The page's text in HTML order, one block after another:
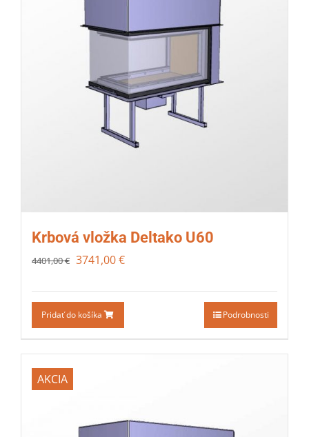
Krbová vložka Deltako U60
4401,00€ 3741,00€
Pridať do košíka Podrobnosti
AKCIA